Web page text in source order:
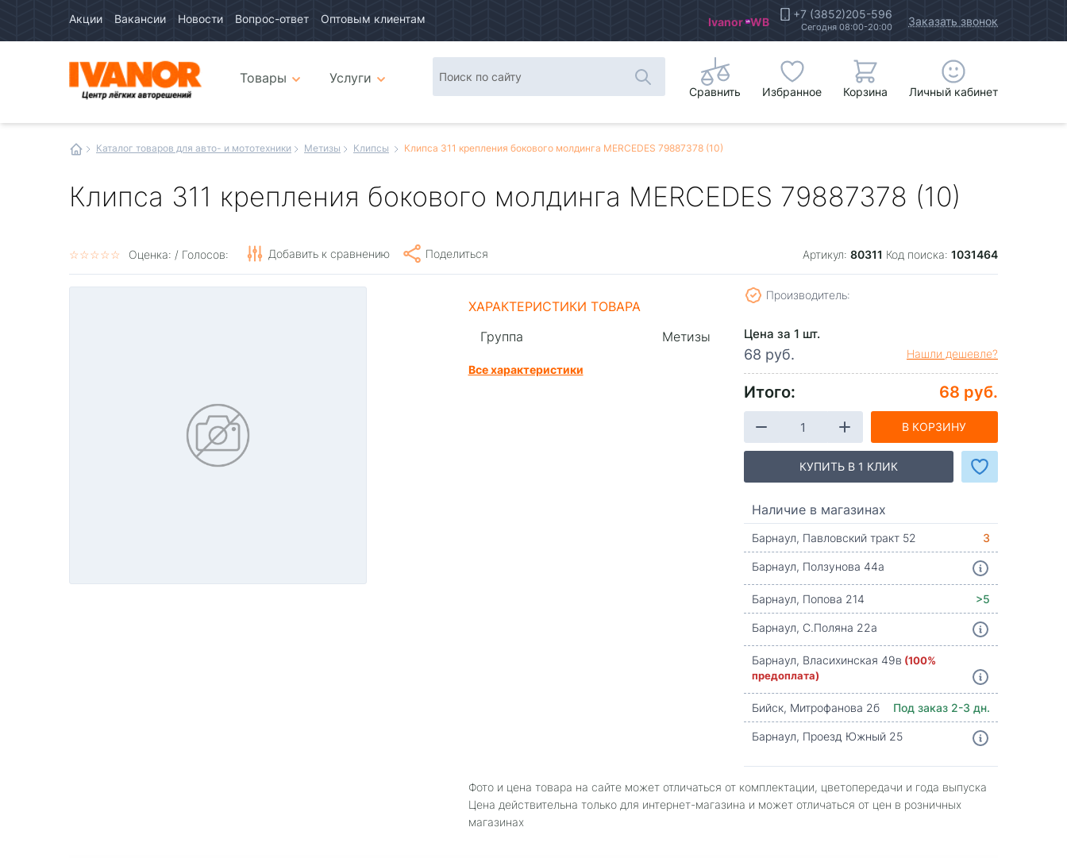
Акции Вакансии Новости Вопрос-ответ Оптовым клиентам Ivanor WB +7 (3852)205-596
Сегодня 08:00-20:00 Заказать звонок
интернетТовары
Услуги
Сравнить Избранное Корзина Личный кабинет
Каталог товаров для авто- и мототехники Метизы Клипсы Клипса 311 крепления бокового молдинга MERCEDES 79887378 (10)
Клипса 311 крепления бокового молдинга MERCEDES 79887378 (10)
☆☆☆☆☆
★★★★★ Оценка: / Голосов: Добавить к сравнению Поделиться Артикул: 80311 Код поиска: 1031464
ХАРАКТЕРИСТИКИ ТОВАРА
Группа
Метизы
Все характеристики
Производитель:
Цена за 1 шт.
68 руб. Нашли дешевле?
Итого: 68 руб.
В КОРЗИНУ
КУПИТЬ В 1 КЛИК
Наличие в магазинах
Барнаул, Павловский тракт 52
3
Барнаул, Ползунова 44а
Барнаул, Попова 214
>5
Барнаул, С.Поляна 22а
Барнаул, Власихинская 49в (100%
предоплата)
Бийск, Митрофанова 2б
Под заказ 2-3 дн.
Барнаул, Проезд Южный 25
Фото и цена товара на сайте может отличаться от комплектации, цветопередачи и года выпуска
Цена действительна только для интернет-магазина и может отличаться от цен в розничных
магазинах